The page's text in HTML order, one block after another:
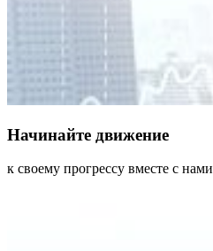
Начинайте движение
к своему прогрессу вместе с нами